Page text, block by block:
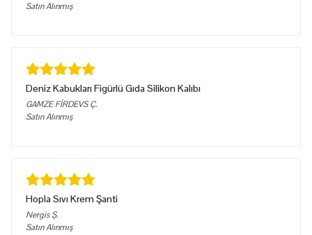
Satın Alınmış
Deniz Kabukları Figürlü Gıda Silikon Kalıbı
GAMZE FİRDEVS Ç.
Satın Alınmış
Hopla Sıvı Krem Şanti
Nergis Ş.
Satın Alınmış